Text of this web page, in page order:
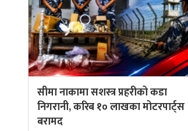
सीमा नाकामा सशस्त्र प्रहरीको कडा
निगरानी, करिब १० लाखका मोटरपार्ट्स
बरामद